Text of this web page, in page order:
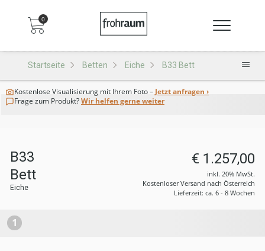
0
Startseite Betten Eiche B33 Bett
Kostenlose Visualisierung mit Ihrem Foto – Jetzt anfragen ›
Frage zum Produkt?Wir helfen gerne weiter
B33
Bett
Eiche
€ 1.257,00
inkl. 20% MwSt.
Kostenloser Versand nach Österreich
Lieferzeit: ca. 6 - 8 Wochen
1